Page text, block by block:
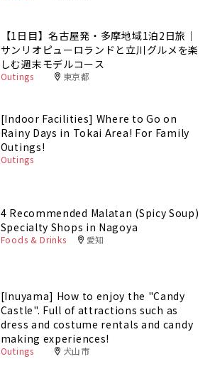
【1日目】名古屋発・多摩地域1泊2日旅｜
サンリオピューロランドと立川グルメを楽
しむ週末モデルコース
Outings 東京都
[Indoor Facilities] Where to Go on
Rainy Days in Tokai Area! For Family
Outings!
Outings
4 Recommended Malatan (Spicy Soup)
Specialty Shops in Nagoya
Foods & Drinks 愛知
[Inuyama] How to enjoy the "Candy
Castle". Full of attractions such as
dress and costume rentals and candy
making experiences!
Outings 犬山市